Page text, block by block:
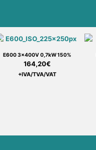
E600 3x400V 0,7kW 150%
164,20€
+IVA/TVA/VAT